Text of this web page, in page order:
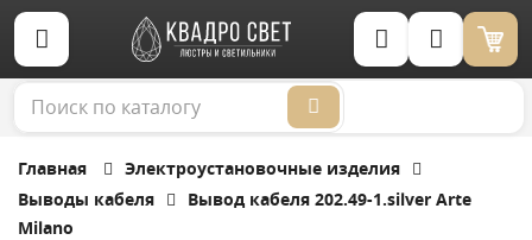
Корзина (0)
Главная
Электроустановочные изделия
Выводы кабеля
Вывод кабеля 202.49-1.silver Arte
Milano